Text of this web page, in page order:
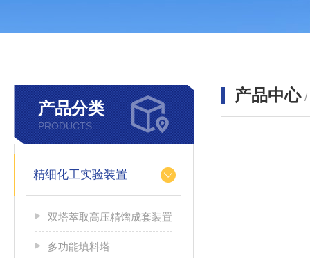
产品分类
PRODUCTS
精细化工实验装置
双塔萃取高压精馏成套装置
多功能填料塔
产品中心 /